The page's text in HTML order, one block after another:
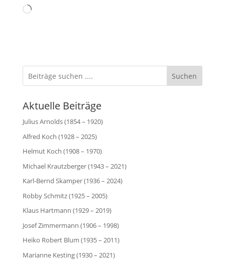
Wird
Suchen
Aktuelle Beiträge
Julius Arnolds (1854 – 1920)
Alfred Koch (1928 – 2025)
Helmut Koch (1908 – 1970)
Michael Krautzberger (1943 – 2021)
Karl-Bernd Skamper (1936 – 2024)
Robby Schmitz (1925 – 2005)
Klaus Hartmann (1929 – 2019)
Josef Zimmermann (1906 – 1998)
Heiko Robert Blum (1935 – 2011)
Marianne Kesting (1930 – 2021)